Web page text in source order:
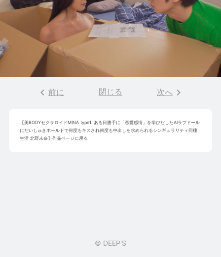
keyboard_arrow_left 前に 閉じる 次へ keyboard_arrow_right
【美BODYセクサロイドMINA type1. ある日勝手に「恋愛感情」を学びだしたAIラブドール
にだいしゅきホールドで何度もキスされ何度も中出しを求められるシンギュラリティ同棲
生活 北野未奈】作品ページに戻る
© DEEP'S